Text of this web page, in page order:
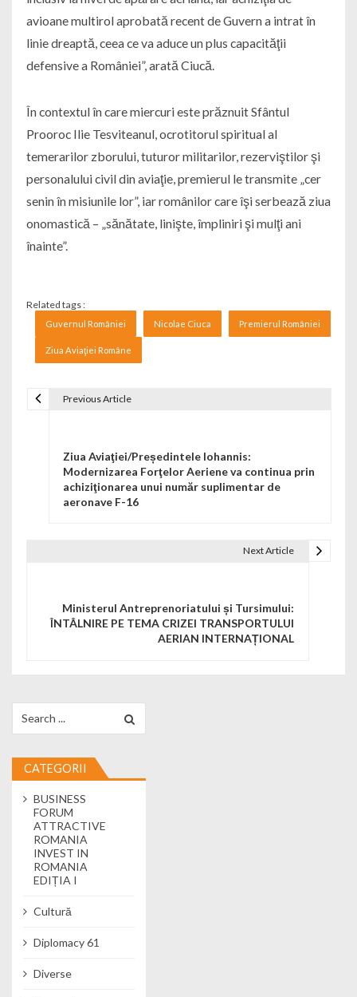
avioane multirol aprobată recent de Guvern a intrat în
linie dreaptă, ceea ce va aduce un plus capacităţii
defensive a României”, arată Ciucă.
În contextul în care miercuri este prăznuit Sfântul
Prooroc Ilie Tesviteanul, ocrotitorul spiritual al
temerarilor zborului, tuturor militarilor, rezerviştilor şi
personalului civil din aviaţie, premierul le transmite „cer
senin în misiunile lor”, iar românilor care îşi serbează ziua
onomastică – „sănătate, linişte, împliniri şi mulţi ani
înainte”.
Related tags :
Guvernul României Nicolae Ciuca Premierul României
Ziua Aviaţiei Române
Previous Article
Ziua Aviaţiei/Președintele Iohannis:
Modernizarea Forţelor Aeriene va continua prin
achiziţionarea unui număr suplimentar de
aeronave F-16
Next Article
Ministerul Antreprenoriatului și Tursimului:
ÎNTÂLNIRE PE TEMA CRIZEI TRANSPORTULUI
AERIAN INTERNAȚIONAL
CATEGORII
BUSINESS
FORUM
ATTRACTIVE
ROMANIA
INVEST IN
ROMANIA
EDIȚIA I
Cultură
Diplomacy 61
Diverse